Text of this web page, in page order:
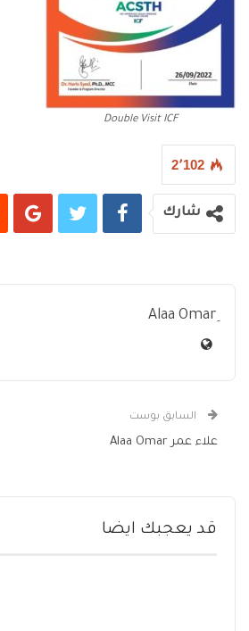
Double Visit ICF
2٬102
شارك
السابق بوست
علاء عمر Alaa Omar
قد يعجبك ايضا